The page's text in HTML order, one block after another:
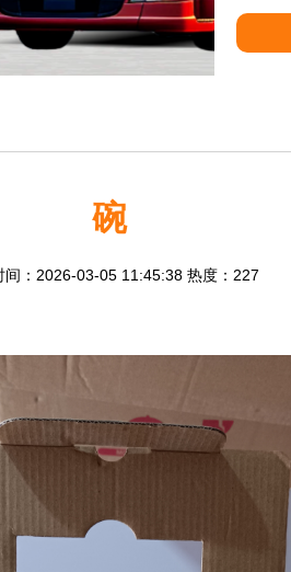
碗
间：2026-03-05 11:45:38 热度：227